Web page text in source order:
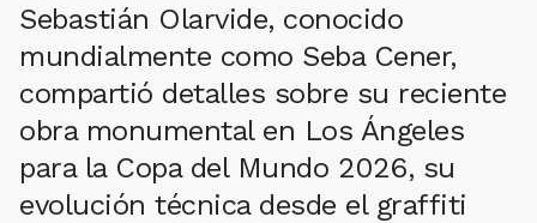
Sebastián Olarvide, conocido
mundialmente como Seba Cener,
compartió detalles sobre su reciente
obra monumental en Los Ángeles
para la Copa del Mundo 2026, su
evolución técnica desde el graffiti